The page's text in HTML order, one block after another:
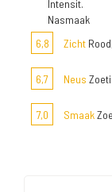
Intensit.
Nasmaak
6,8
Zicht
6,7 Neus
7,0 Smaak